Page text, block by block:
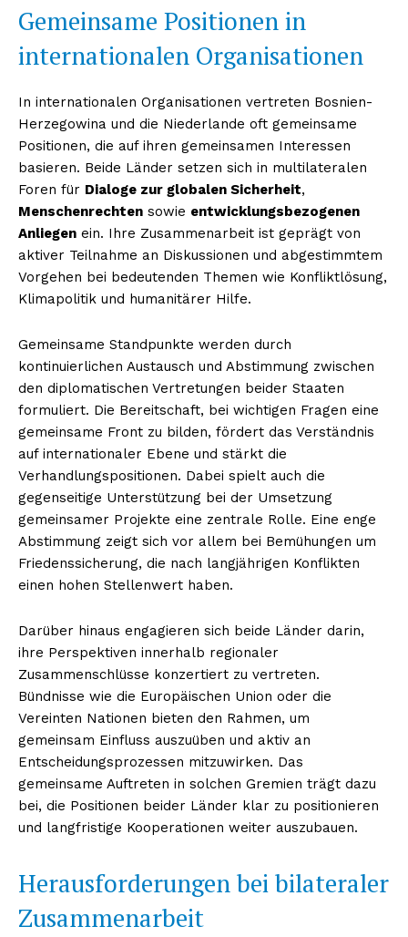
Gemeinsame Positionen in
internationalen Organisationen
In internationalen Organisationen vertreten Bosnien-
Herzegowina und die Niederlande oft gemeinsame
Positionen, die auf ihren gemeinsamen Interessen
basieren. Beide Länder setzen sich in multilateralen
Foren für Dialoge zur globalen Sicherheit,
Menschenrechten sowie entwicklungsbezogenen
Anliegen ein. Ihre Zusammenarbeit ist geprägt von
aktiver Teilnahme an Diskussionen und abgestimmtem
Vorgehen bei bedeutenden Themen wie Konfliktlösung,
Klimapolitik und humanitärer Hilfe.
Gemeinsame Standpunkte werden durch
kontinuierlichen Austausch und Abstimmung zwischen
den diplomatischen Vertretungen beider Staaten
formuliert. Die Bereitschaft, bei wichtigen Fragen eine
gemeinsame Front zu bilden, fördert das Verständnis
auf internationaler Ebene und stärkt die
Verhandlungspositionen. Dabei spielt auch die
gegenseitige Unterstützung bei der Umsetzung
gemeinsamer Projekte eine zentrale Rolle. Eine enge
Abstimmung zeigt sich vor allem bei Bemühungen um
Friedenssicherung, die nach langjährigen Konflikten
einen hohen Stellenwert haben.
Darüber hinaus engagieren sich beide Länder darin,
ihre Perspektiven innerhalb regionaler
Zusammenschlüsse konzertiert zu vertreten.
Bündnisse wie die Europäischen Union oder die
Vereinten Nationen bieten den Rahmen, um
gemeinsam Einfluss auszuüben und aktiv an
Entscheidungsprozessen mitzuwirken. Das
gemeinsame Auftreten in solchen Gremien trägt dazu
bei, die Positionen beider Länder klar zu positionieren
und langfristige Kooperationen weiter auszubauen.
Herausforderungen bei bilateraler
Zusammenarbeit